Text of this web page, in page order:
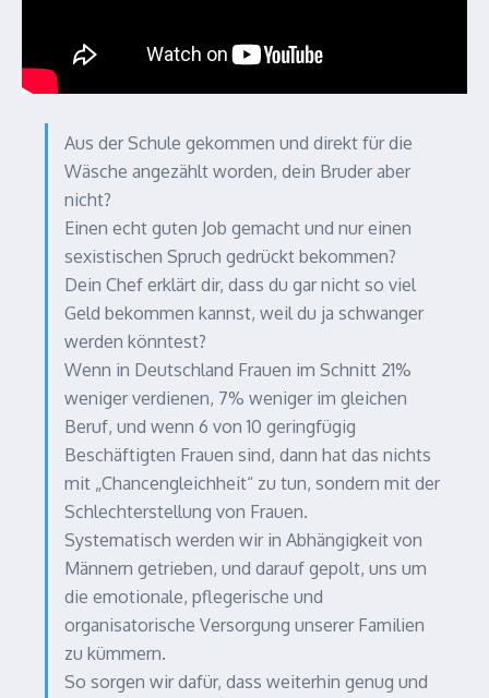
Aus der Schule gekommen und direkt für die
Wäsche angezählt worden, dein Bruder aber
nicht?
Einen echt guten Job gemacht und nur einen
sexistischen Spruch gedrückt bekommen?
Dein Chef erklärt dir, dass du gar nicht so viel
Geld bekommen kannst, weil du ja schwanger
werden könntest?
Wenn in Deutschland Frauen im Schnitt 21%
weniger verdienen, 7% weniger im gleichen
Beruf, und wenn 6 von 10 geringfügig
Beschäftigten Frauen sind, dann hat das nichts
mit „Chancengleichheit“ zu tun, sondern mit der
Schlechterstellung von Frauen.
Systematisch werden wir in Abhängigkeit von
Männern getrieben, und darauf gepolt, uns um
die emotionale, pflegerische und
organisatorische Versorgung unserer Familien
zu kümmern.
So sorgen wir dafür, dass weiterhin genug und